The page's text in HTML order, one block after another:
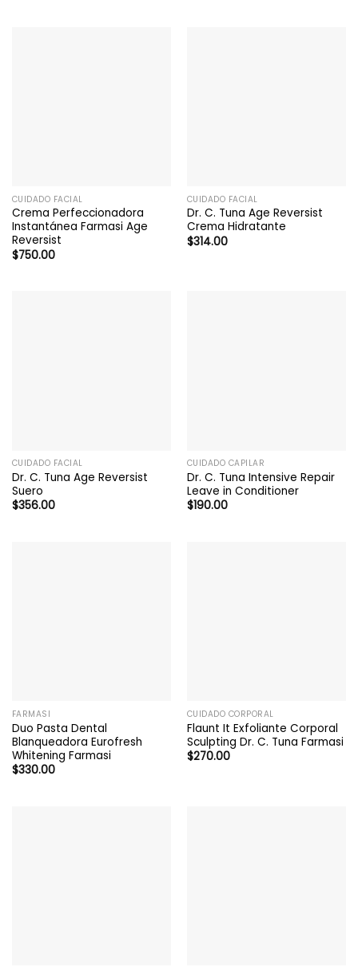
CUIDADO FACIAL
Crema Perfeccionadora
Instantánea Farmasi Age
Reversist
$750.00
CUIDADO FACIAL
Dr. C. Tuna Age Reversist
Crema Hidratante
$314.00
CUIDADO FACIAL
Dr. C. Tuna Age Reversist
Suero
$356.00
CUIDADO CAPILAR
Dr. C. Tuna Intensive Repair
Leave in Conditioner
$190.00
FARMASI
Duo Pasta Dental
Blanqueadora Eurofresh
Whitening Farmasi
$330.00
CUIDADO CORPORAL
Flaunt It Exfoliante Corporal
Sculpting Dr. C. Tuna Farmasi
$270.00